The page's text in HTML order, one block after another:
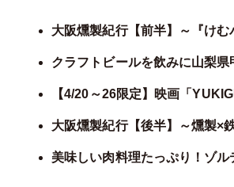
大阪燻製紀行【前半】～『け
クラフトビールを飲みに山梨
【4/20～26限定】映画「
大阪燻製紀行【後半】～燻製×
美味しい肉料理たっぷり！ゾ